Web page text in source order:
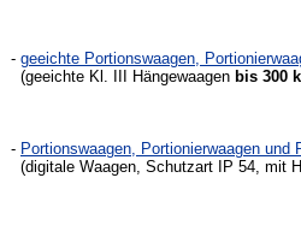
- geeichte Portionswaagen,
(geeichte Kl. III Hängewaagen bis 300
- Portionswaagen, Portionierwaagen und
(digitale Waagen, Schutzart IP 54, mit